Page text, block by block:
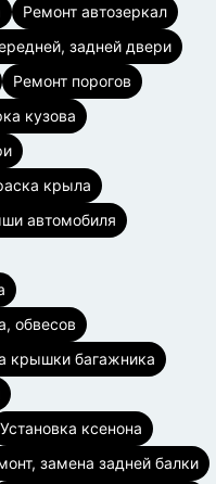
Ремонт автозеркал
задней двери
Ремонт порогов
кузова
крыла
автомобиля
обвесов
крышки багажника
Установка ксенона
замена задней балки